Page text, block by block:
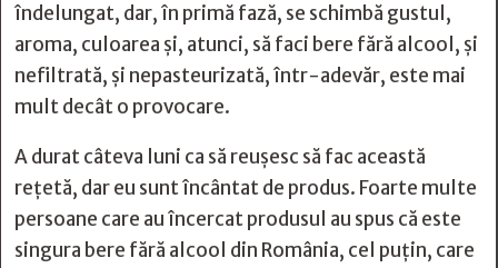
îndelungat, dar, în primă fază, se schimbă gustul,
aroma, culoarea și, atunci, să faci bere fără alcool, și
nefiltrată, și nepasteurizată, într-adevăr, este mai
mult decât o provocare.
A durat câteva luni ca să reușesc să fac această
rețetă, dar eu sunt încântat de produs. Foarte multe
persoane care au încercat produsul au spus că este
singura bere fără alcool din România, cel puțin, care